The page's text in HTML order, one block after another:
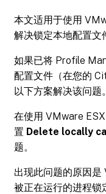
本文适用于使用
解决锁定本地配置文
如果已将 Profile
配置文件（在您的
以下方案解决该问题。
在使用 VMware
置 Delete locally
题。
出现此问题的原因是
被正在运行的进程锁